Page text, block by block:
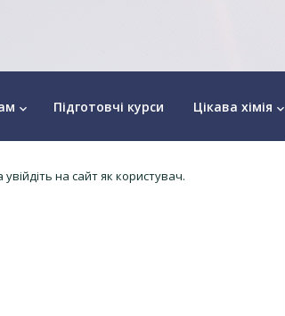
keyboard_arrow_down Підготовчі курси Цікава хімія keyboard_arrow_down
на сайт як користувач.